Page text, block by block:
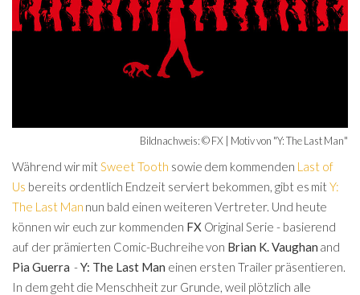
Bildnachweis: © FX | Motiv von "Y: The Last Man"
Während wir mitSweet Tooth sowie dem kommenden Last of
Us bereits ordentlich Endzeit serviert bekommen, gibt es mitY:
The Last Man nun bald einen weiteren Vertreter. Und heute
können wir euch zur kommenden FXOriginal Serie - basierend
auf der prämierten Comic-Buchreihe von Brian K. Vaughan and
Pia Guerra -Y: The Last Man einen ersten Trailer präsentieren.
In dem geht die Menschheit zur Grunde, weil plötzlich alle